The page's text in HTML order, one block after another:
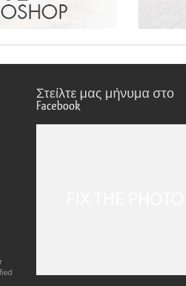
Στείλτε μας μήνυμα στο
Facebook